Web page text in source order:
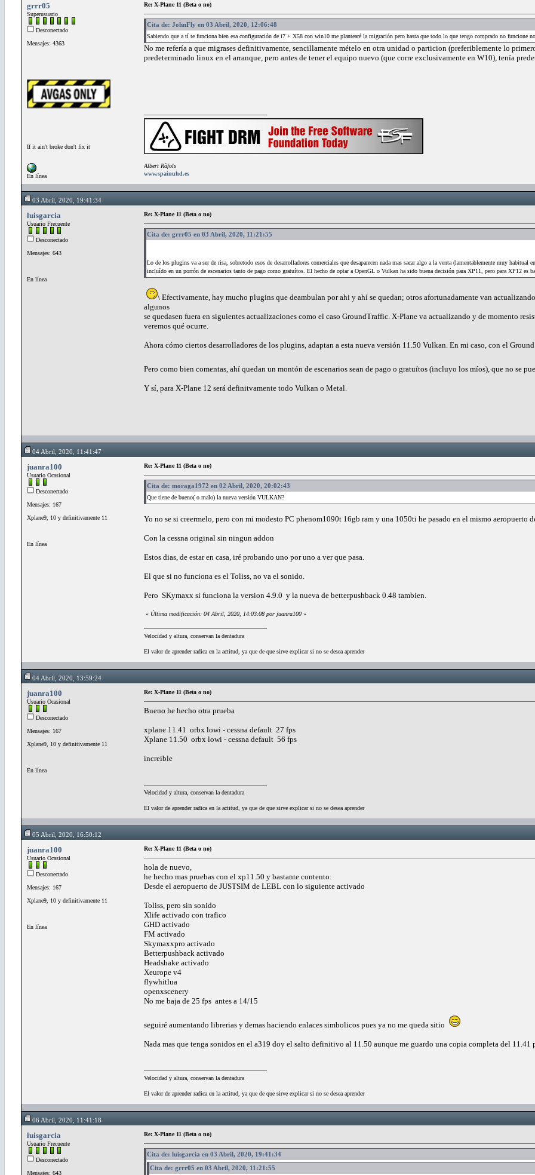
grrr05
Superusuario
Desconectado
Mensajes: 4363
If it ain't broke don't fix it
En línea
Re: X-Plane 11 (Beta o no)
Cita de: JohnFly en 03 Abril, 2020, 12:06:48
Sabiendo que a tí te funciona bien esa configuración de i7 + X58 con win10 me plantearé la migración pero hasta que todo lo que tengo comprado no funcione
No me refería a que migrases definitivamente, sencillamente mételo en otra unidad o particion (preferiblemente lo
predeterminado linux en el arranque, pero antes de tener el equipo nuevo (que corre exclusivamente en W10), tenía
Albert Ràfols
www.spainuhd.es
03 Abril, 2020, 19:41:34
luisgarcia
Usuario Frecuente
Desconectado
Mensajes: 643
En línea
Re: X-Plane 11 (Beta o no)
Cita de: grrr05 en 03 Abril, 2020, 11:21:55
Lo de los plugins va a ser de risa, sobretodo esos de desarrolladores comerciales que desaparecen nada mas sacar algo a la venta (lamentablemente muy
incluído en un porrón de escenarios tanto de pago como gratuítos. El hecho de optar a OpenGL o Vulkan ha sido buena decisión para XP11, pero para XP12 es
\ Efectivamente, hay mucho plugins que deambulan por ahi y ahí se quedan; otros afortunadamente van
algunos
se quedasen fuera en siguientes actualizaciones como el caso GroundTraffic. X-Plane va actualizando y de momento
veremos qué ocurre.
Ahora cómo ciertos desarrolladores de los plugins, adaptan a esta nueva versión 11.50 Vulkan. En mi caso, con el
Pero como bien comentas, ahí quedan un montón de escenarios sean de pago o gratuítos (incluyo los míos), que no se
Y sí, para X-Plane 12 será definitvamente todo Vulkan o Metal.
04 Abril, 2020, 11:41:47
juanra100
Usuario Ocasional
Desconectado
Mensajes: 167
Xplane9, 10 y definitivamente 11
En línea
Re: X-Plane 11 (Beta o no)
Cita de: moraga1972 en 02 Abril, 2020, 20:02:43
Que tiene de bueno( o malo) la nueva versión VULKAN?
Yo no se si creermelo, pero con mi modesto PC phenom1090t 16gb ram y una 1050ti he pasado en el mismo aeropuerto
Con la cessna original sin ningun addon
Estos dias, de estar en casa, iré probando uno por uno a ver que pasa.
El que si no funciona es el Toliss, no va el sonido.
Pero SKymaxx si funciona la version 4.9.0 y la nueva de betterpushback 0.48 tambien.
« Última modificación: 04 Abril, 2020, 14:03:08 por juanra100 »
Velocidad y altura, conservan la dentadura
El valor de aprender radica en la actitud, ya que de que sirve explicar si no se desea aprender
04 Abril, 2020, 13:59:24
juanra100
Usuario Ocasional
Desconectado
Mensajes: 167
Xplane9, 10 y definitivamente 11
En línea
Re: X-Plane 11 (Beta o no)
Bueno he hecho otra prueba
xplane 11.41 orbx lowi - cessna default 27 fps
Xplane 11.50 orbx lowi - cessna default 56 fps
increible
Velocidad y altura, conservan la dentadura
El valor de aprender radica en la actitud, ya que de que sirve explicar si no se desea aprender
05 Abril, 2020, 16:50:12
juanra100
Usuario Ocasional
Desconectado
Mensajes: 167
Xplane9, 10 y definitivamente 11
En línea
Re: X-Plane 11 (Beta o no)
hola de nuevo,
he hecho mas pruebas con el xp11.50 y bastante contento:
Desde el aeropuerto de JUSTSIM de LEBL con lo siguiente activado
Toliss, pero sin sonido
Xlife activado con trafico
GHD activado
FM activado
Skymaxxpro activado
Betterpushback activado
Headshake activado
Xeurope v4
flywhitlua
openxscenery
No me baja de 25 fps antes a 14/15
seguiré aumentando librerias y demas haciendo enlaces simbolicos pues ya no me queda sitio
Nada mas que tenga sonidos en el a319 doy el salto definitivo al 11.50 aunque me guardo una copia completa del 11.41
Velocidad y altura, conservan la dentadura
El valor de aprender radica en la actitud, ya que de que sirve explicar si no se desea aprender
06 Abril, 2020, 11:41:18
luisgarcia
Usuario Frecuente
Desconectado
Mensajes: 643
Re: X-Plane 11 (Beta o no)
Cita de: luisgarcia en 03 Abril, 2020, 19:41:34
Cita de: grrr05 en 03 Abril, 2020, 11:21:55